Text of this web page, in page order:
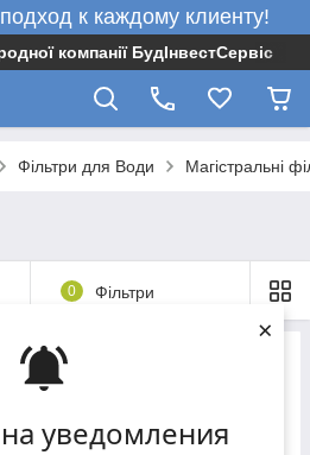
уведомления
×
к каждому клиенту!
компанії БудІнвестСервіс
Фільтри для Води Магістральні
0 Фільтри